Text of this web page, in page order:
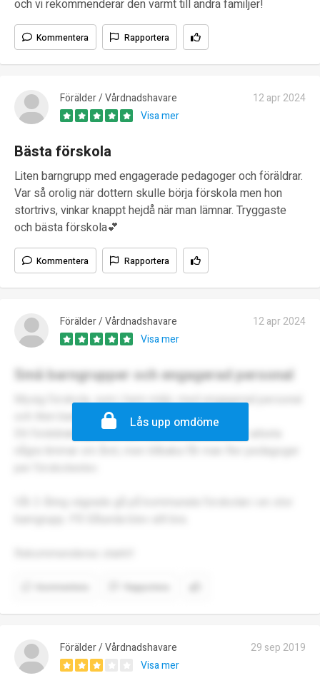
och vi rekommenderar den varmt till andra familjer!
Kommentera Rapportera
Förälder / Vårdnadshavare
12 apr 2024
Visa mer
Bästa förskola
Liten barngrupp med engagerade pedagoger och föräldrar.
Var så orolig när dottern skulle börja förskola men hon
stortrivs, vinkar knappt hejdå när man lämnar. Tryggaste
och bästa förskola💕
Kommentera Rapportera
Förälder / Vårdnadshavare
12 apr 2024
Visa mer
Små barngrupper och engagerad personal
Mysig förskola, som i hem-miljö, med engagerad personal
och liten barngrupp.
Ett föräldrakooperativ där man som förälder får arbeta
Lås upp omdöme
Förälder / Vårdnadshavare
29 sep 2019
Visa mer